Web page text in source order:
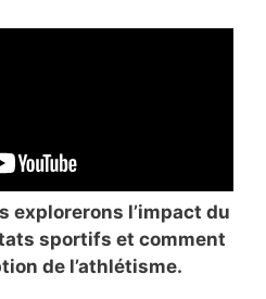
explorerons l’impact du
sportifs et comment
de l’athlétisme.